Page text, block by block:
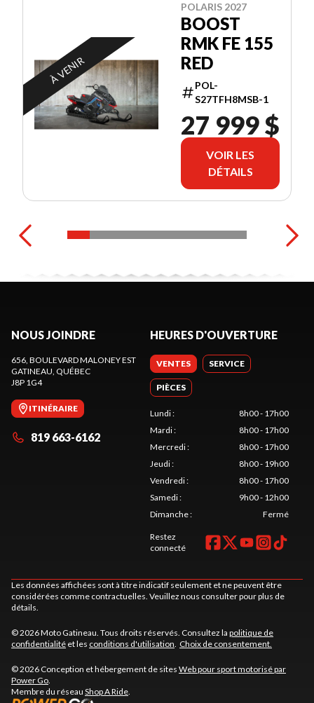
À VENIR
POLARIS 2027
BOOST
RMK FE 155
RED
POL-
S27TFH8MSB-1
27 999 $
VOIR LES
DÉTAILS
NOUS JOINDRE
656, BOULEVARD MALONEY EST
GATINEAU, QUÉBEC
J8P 1G4
ITINÉRAIRE
819 663-6162
HEURES D'OUVERTURE
VENTES SERVICE
PIÈCES
Lundi:
8h00 - 17h00
Mardi:
8h00 - 17h00
Mercredi:
8h00 - 17h00
Jeudi:
8h00 - 19h00
Vendredi:
8h00 - 17h00
Samedi:
9h00 - 12h00
Dimanche: Fermé
Restez
connecté
Les données affichées sont à titre indicatif seulement et ne peuvent être
considérées comme contractuelles. Veuillez nous consulter pour plus de
détails.
© 2026 Moto Gatineau. Tous droits réservés. Consultez la politique de
confidentialité et les conditions d'utilisation. Choix de consentement.
© 2026 Conception et hébergement de sites Web pour sport motorisé par
Power Go.
Membre du réseau Shop A Ride.